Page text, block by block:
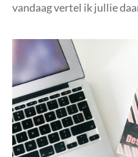
vandaag vertel ik jullie